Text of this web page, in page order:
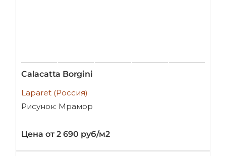
Calacatta Borgini
Laparet (Россия)
Рисунок: Мрамор
Цена от 2 690 руб/м2